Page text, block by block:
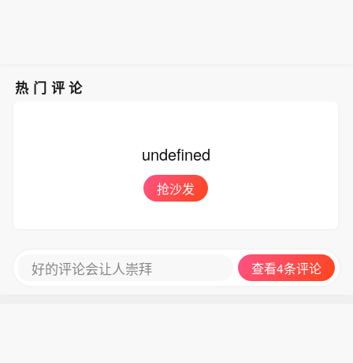
热门评论
undefined
抢沙发
好的评论会让人崇拜 查看4条评论